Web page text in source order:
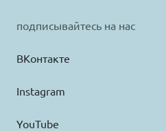
подписывайтесь на нас
ВКонтакте
Instagram
YouTube